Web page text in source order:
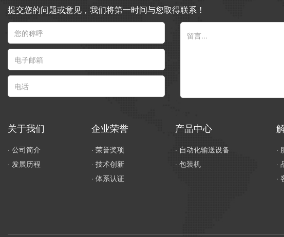
提交您的问题或意见，我们将第一时间与您取得联系！
关于我们
· 公司简介
· 发展历程
企业荣誉
· 荣誉奖项
· 技术创新
· 体系认证
产品中心
· 自动化输送设备
· 包装机
·
·
·